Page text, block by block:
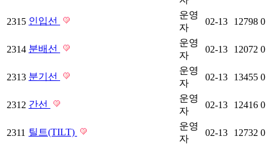
2315 인입선
운영
자
02-13 12798 0
2314 분배선
운영
자
02-13 12072 0
2313 분기선
운영
자
02-13 13455 0
2312 간선
운영
자
02-13 12416 0
2311 틸트(TILT)
운영
자
02-13 12732 0